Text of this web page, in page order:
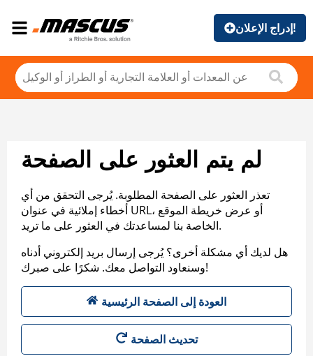
إدراج الإعلان!
لم يتم العثور على الصفحة
تعذر العثور على الصفحة المطلوبة. يُرجى التحقق من أي
أخطاء إملائية في عنوان URL، أو عرض خريطة الموقع
الخاصة بنا لمساعدتك في العثور على ما تريد.
هل لديك أي مشكلة أخرى؟ يُرجى إرسال بريد إلكتروني أدناه
وسنعاود التواصل معك. شكرًا على صبرك!
العودة إلى الصفحة الرئيسية
تحديث الصفحة